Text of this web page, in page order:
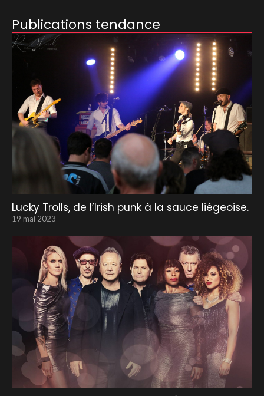
Publications tendance
Lucky Trolls, de l’Irish punk à la sauce liégeoise.
19 mai 2023